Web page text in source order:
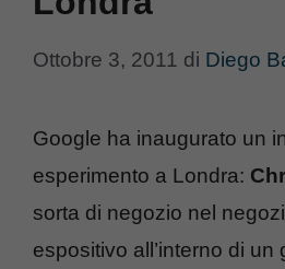
Ottobre 3, 2011 di Diego
Google ha inaugurato un
esperimento a Londra:
sorta di negozio nel
espositivo all’interno di